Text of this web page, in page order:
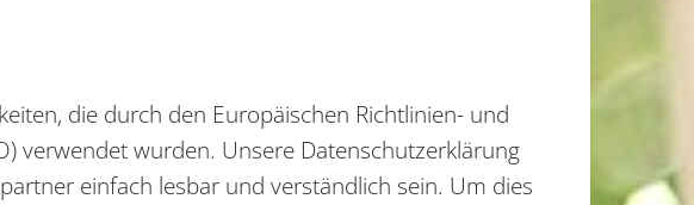
die durch den Europäischen Richtlinien- und
verwendet wurden. Unsere Datenschutzerklärung
einfach lesbar und verständlich sein. Um dies